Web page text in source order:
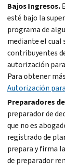
Bajos Ingresos.
esté bajo la
programa de
mediante el cual
contribuyentes
autorización
Para obtener
Autorización
Preparadores
preparador de
que no es
registrado de
prepara y firma
de preparador